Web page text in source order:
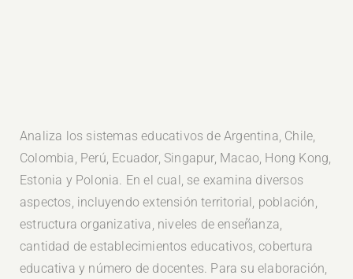
Analiza los sistemas educativos de Argentina, Chile,
Colombia, Perú, Ecuador, Singapur, Macao, Hong Kong,
Estonia y Polonia. En el cual, se examina diversos
aspectos, incluyendo extensión territorial, población,
estructura organizativa, niveles de enseñanza,
cantidad de establecimientos educativos, cobertura
educativa y número de docentes. Para su elaboración,